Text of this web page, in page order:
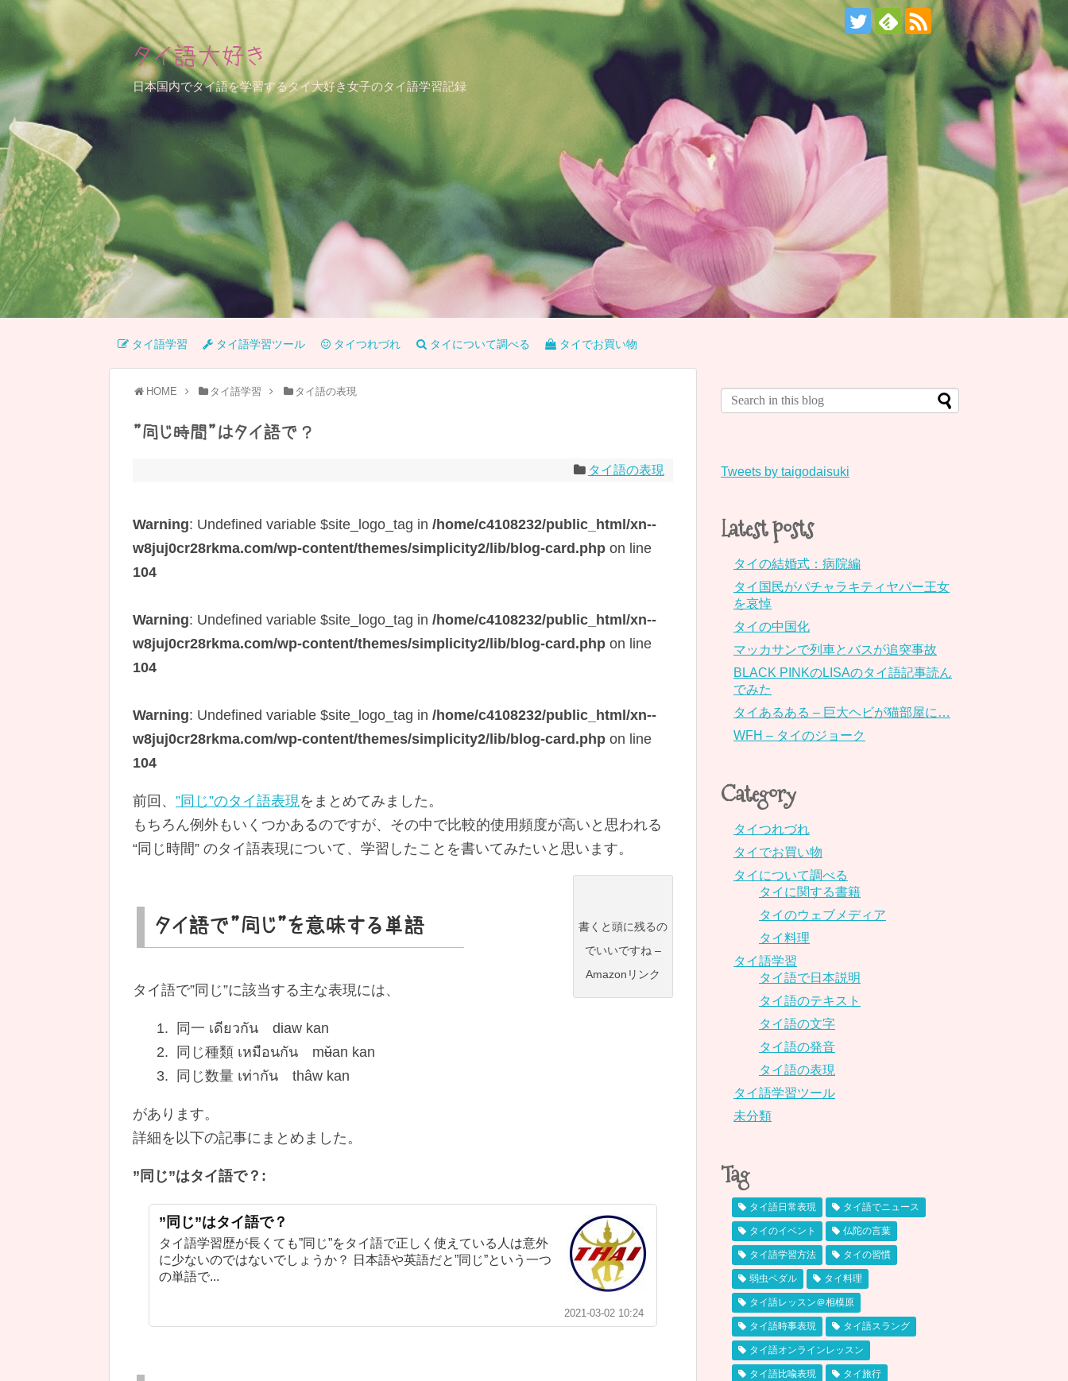
タイ語大好き
日本国内でタイ語を学習するタイ大好き女子のタイ語学習記録
タイ語学習 タイ語学習ツール タイつれづれ タイについて調べる タイでお買い物
HOME タイ語学習 タイ語の表現
”同じ時間”はタイ語で？
タイ語の表現
Warning: Undefined variable $site_logo_tag in /home/c4108232/public_html/xn--
w8juj0cr28rkma.com/wp-content/themes/simplicity2/lib/blog-card.php on line
104
Warning: Undefined variable $site_logo_tag in /home/c4108232/public_html/xn--
w8juj0cr28rkma.com/wp-content/themes/simplicity2/lib/blog-card.php on line
104
Warning: Undefined variable $site_logo_tag in /home/c4108232/public_html/xn--
w8juj0cr28rkma.com/wp-content/themes/simplicity2/lib/blog-card.php on line
104
前回、 ”同じ”のタイ語表現をまとめてみました。
もちろん例外もいくつかあるのですが、その中で比較的使用頻度が高いと思われる
“同じ時間” のタイ語表現について、学習したことを書いてみたいと思います。
タイ語で”同じ”を意味する単語
書くと頭に残るの
でいいですね –
Amazonリンク
タイ語で”同じ”に該当する主な表現には、
1. 同一 เดียวกัน diaw kan
2. 同じ種類 เหมือนกัน mʉ̌an kan
3. 同じ数量 เท่ากัน thâw kan
があります。
詳細を以下の記事にまとめました。
”同じ”はタイ語で？:
”同じ”はタイ語で？
タイ語学習歴が長くても”同じ”をタイ語で正しく使えている人は意外
に少ないのではないでしょうか？ 日本語や英語だと”同じ”という一つ
の単語で...
2021-03-02 10:24
Tweets by taigodaisuki
Latest posts
タイの結婚式：病院編
タイ国民がパチャラキティヤパー王女
を哀悼
タイの中国化
マッカサンで列車とバスが追突事故
BLACK PINKのLISAのタイ語記事読ん
でみた
タイあるある – 巨大ヘビが猫部屋に…
WFH – タイのジョーク
Category
タイつれづれ
タイでお買い物
タイについて調べる
タイに関する書籍
タイのウェブメディア
タイ料理
タイ語学習
タイ語で日本説明
タイ語のテキスト
タイ語の文字
タイ語の発音
タイ語の表現
タイ語学習ツール
未分類
Tag
タイ語日常表現 タイ語でニュース
タイのイベント 仏陀の言葉
タイ語学習方法 タイの習慣
弱虫ペダル タイ料理
タイ語レッスン＠相模原
タイ語時事表現 タイ語スラング
タイ語オンラインレッスン
タイ語比喩表現 タイ旅行